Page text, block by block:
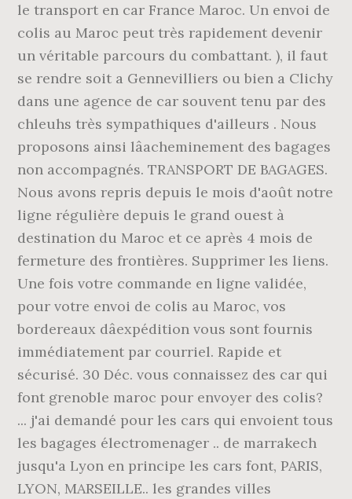
le transport en car France Maroc. Un envoi de
colis au Maroc peut très rapidement devenir
un véritable parcours du combattant. ), il faut
se rendre soit a Gennevilliers ou bien a Clichy
dans une agence de car souvent tenu par des
chleuhs très sympathiques d'ailleurs . Nous
proposons ainsi lâacheminement des bagages
non accompagnés. TRANSPORT DE BAGAGES.
Nous avons repris depuis le mois d'août notre
ligne régulière depuis le grand ouest à
destination du Maroc et ce après 4 mois de
fermeture des frontières. Supprimer les liens.
Une fois votre commande en ligne validée,
pour votre envoi de colis au Maroc, vos
bordereaux dâexpédition vous sont fournis
immédiatement par courriel. Rapide et
sécurisé. 30 Déc. vous connaissez des car qui
font grenoble maroc pour envoyer des colis?
... j'ai demandé pour les cars qui envoient tous
les bagages électromenager .. de marrakech
jusqu'a Lyon en principe les cars font, PARIS,
LYON, MARSEILLE.. les grandes villes